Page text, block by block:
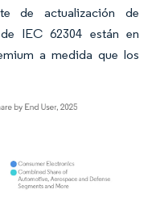
de actualización de
IEC 62304 están en
a medida que los